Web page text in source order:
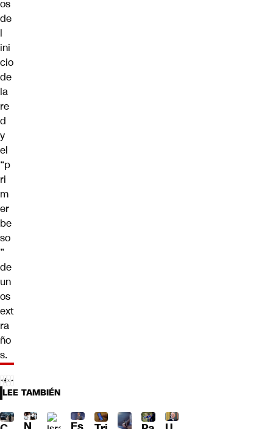
os
de
l
ini
cio
de
la
re
d
y
el
“p
ri
m
er
be
so
”
de
un
os
ext
ra
ño
s.
LEE TAMBIÉN